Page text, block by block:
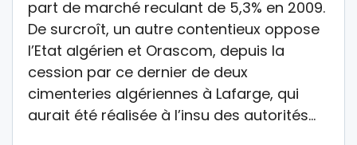
part de marché reculant de 5,3% en 2009.
De surcroît, un autre contentieux oppose
l’Etat algérien et Orascom, depuis la
cession par ce dernier de deux
cimenteries algériennes à Lafarge, qui
aurait été réalisée à l’insu des autorités…